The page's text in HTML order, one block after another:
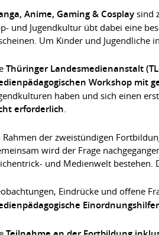
Anime, Gaming & Cosplay sind
und Jugendkultur übt dabei eine
Um Kinder und Jugendliche
Thüringer Landesmedienanstalt
Workshop mit
haben und sich einen
erforderlich
Rahmen der zweistündigen
wird der Frage
und Medienwelt bestehen.
Eindrücke und offene